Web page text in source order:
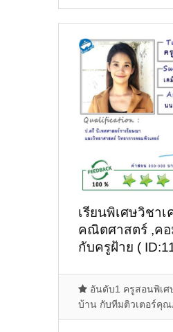
เรียนพิเศษวิชาเ
คณิตศาสตร์ ,คอ
กับครูฝ้าย (
อันดับ1 ครูสอนพิเศ
บ้าน กับทีมติวเตอร์คุ